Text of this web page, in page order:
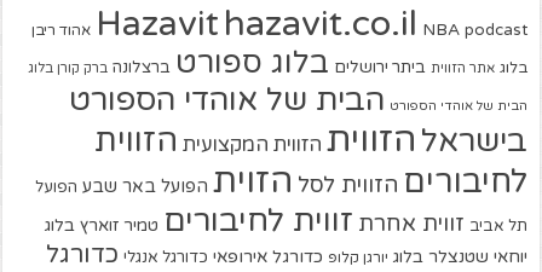
Hazavit hazavit.co.il NBA podcast אהוד ריבן
בלוג אתר הזווית ביתר ירושלים בלוג ספורט ברצלונה ברק קורן בלוג
הבית של אוהדי הספורט הבית של אוהדי הספורט
בישראל הזווית הזווית המקצועית הזווית
לחיבורים הזווית לסל הזוית הפועל באר שבע הפועל
תל אביב זווית אחרת זווית לחיבורים טמיר זוארץ בלוג
יוחאי שטנצלר בלוג יורגן קלופ כדורגל אירופאי כדורגל אנגלי כדורגל